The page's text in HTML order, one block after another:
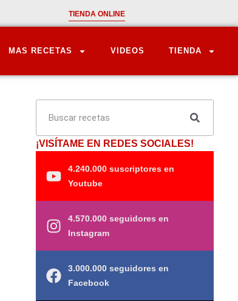
TIENDA ONLINE
MAS RECETAS VIDEOS TIENDA
¡VISÍTAME EN REDES SOCIALES!
4.240.000 suscriptores en
Youtube
4.570.000 seguidores en
Instagram
3.000.000 seguidores en
Facebook